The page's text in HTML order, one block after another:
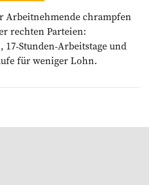
Arbeitnehmende chrampfen
rechten Parteien:
Stunden-Arbeitstage und
für weniger Lohn.